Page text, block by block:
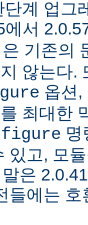
계 업그
에서
기존의
않는다.
옵션,
최대한
명
있고, 모
은
들에는